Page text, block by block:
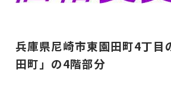
兵庫県尼崎市東園田町4丁目
田町」の4階部分